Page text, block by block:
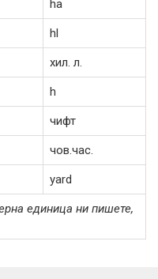
ha
hl
хил. л.
h
чифт
чов.час.
yard
единица ни пишете,